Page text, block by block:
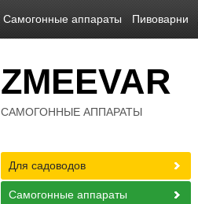
Самогонные аппараты Пивоварни
ZMEEVAR
САМОГОННЫЕ АППАРАТЫ
Для садоводов
Самогонные аппараты